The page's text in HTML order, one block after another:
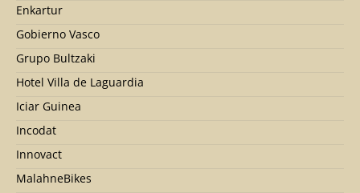
Enkartur
Gobierno Vasco
Grupo Bultzaki
Hotel Villa de Laguardia
Iciar Guinea
Incodat
Innovact
MalahneBikes